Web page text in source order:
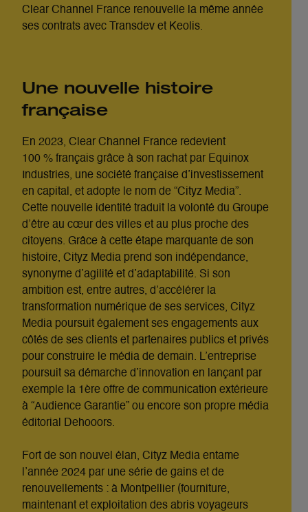
Clear Channel France renouvelle la même année
ses contrats avec Transdev et Keolis.
Une nouvelle histoire
française
En 2023, Clear Channel France redevient
100 % français grâce à son rachat par Equinox
Industries, une société française d’investissement
en capital, et adopte le nom de “Cityz Media”.
Cette nouvelle identité traduit la volonté du Groupe
d’être au cœur des villes et au plus proche des
citoyens. Grâce à cette étape marquante de son
histoire, Cityz Media prend son indépendance,
synonyme d’agilité et d’adaptabilité. Si son
ambition est, entre autres, d’accélérer la
transformation numérique de ses services, Cityz
Media poursuit également ses engagements aux
côtés de ses clients et partenaires publics et privés
pour construire le média de demain. L’entreprise
poursuit sa démarche d’innovation en lançant par
exemple la 1ère offre de communication extérieure
à “Audience Garantie” ou encore son propre média
éditorial Dehooors.
Fort de son nouvel élan, Cityz Media entame
l’année 2024 par une série de gains et de
renouvellements : à Montpellier (fourniture,
maintenant et exploitation des abris voyageurs